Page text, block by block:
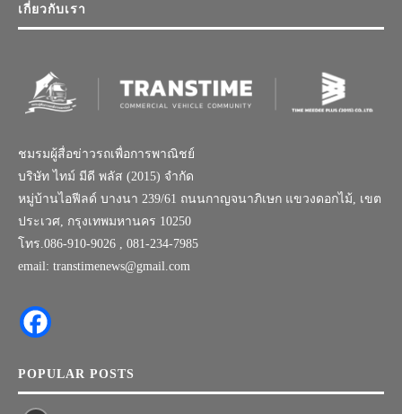
เกี่ยวกับเรา
ชมรมผู้สื่อข่าวรถเพื่อการพาณิชย์
บริษัท ไทม์ มีดี พลัส (2015) จำกัด
หมู่บ้านไอฟีลด์ บางนา 239/61 ถนนกาญจนาภิเษก แขวงดอกไม้, เขต
ประเวศ, กรุงเทพมหานคร 10250
โทร.086-910-9026 , 081-234-7985
email: transtimenews@gmail.com
POPULAR POSTS